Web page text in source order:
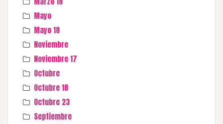
Mayo
Mayo 18
Noviembre
Noviembre 17
Octubre
Octubre 18
Octubre 23
Septiembre